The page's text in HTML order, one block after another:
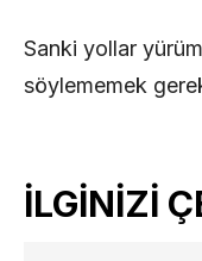
Sanki yollar
söylememek
İLGİNİZİ